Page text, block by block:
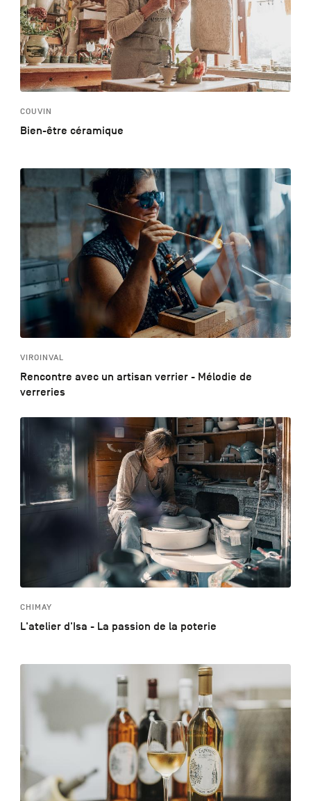
COUVIN
Bien-être céramique
VIROINVAL
Rencontre avec un artisan verrier - Mélodie de
verreries
CHIMAY
L'atelier d'Isa - La passion de la poterie